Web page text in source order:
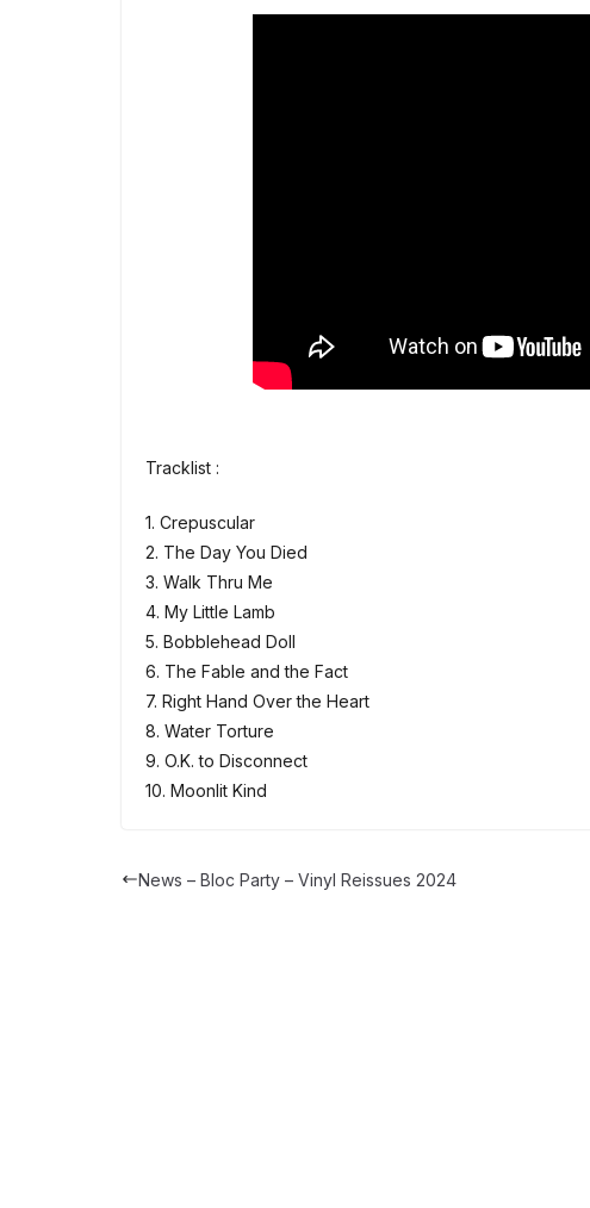
Tracklist :
1. Crepuscular
2. The Day You Died
3. Walk Thru Me
4. My Little Lamb
5. Bobblehead Doll
6. The Fable and the Fact
7. Right Hand Over the Heart
8. Water Torture
9. O.K. to Disconnect
10. Moonlit Kind
News – Bloc Party – Vinyl Reissues 2024